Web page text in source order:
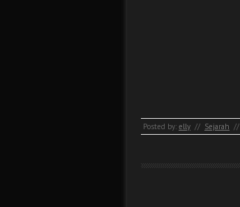
Posted by: elly // Sejarah //